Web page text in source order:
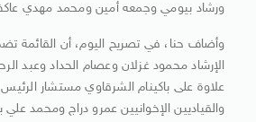
ورشاد بيومي وجمعه أمين ومحمد مهدي
وأضاف حنا، في تصريح اليوم، أن القائمة
الإرشاد محمود غزلان وعصام الحداد وعبد
علاوة على باكينام الشرقاوي مستشار
والقياديين الإخوانيين عمرو دراج ومحمد علي